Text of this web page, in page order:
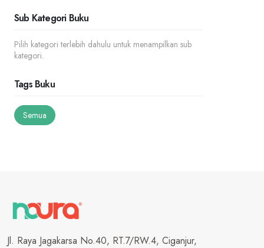
Sub Kategori Buku
Pilih kategori terlebih dahulu untuk menampilkan sub
kategori.
Tags Buku
Semua
Jl. Raya Jagakarsa No.40, RT.7/RW.4, Ciganjur,